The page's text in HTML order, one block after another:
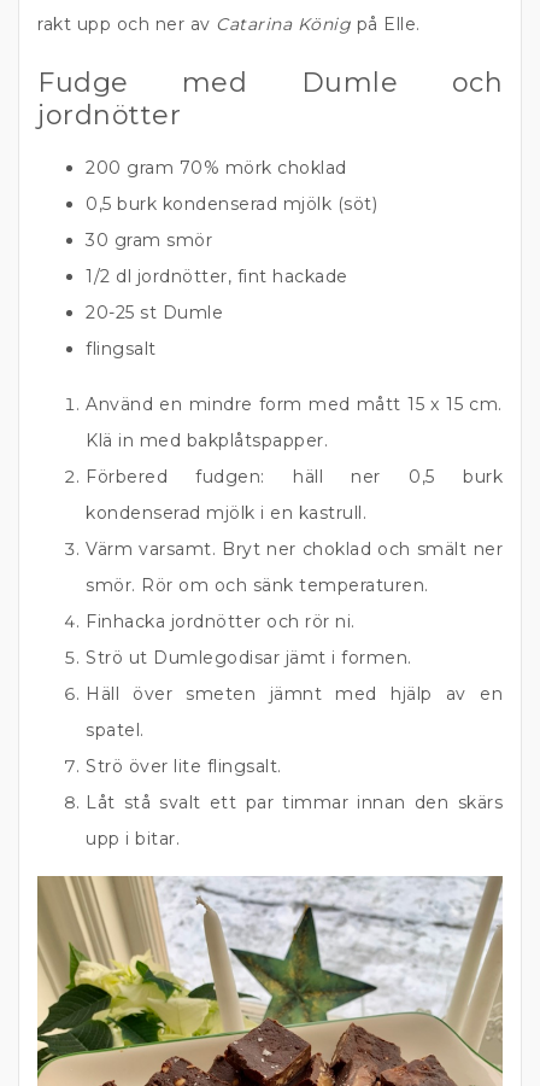
rakt upp och ner av Catarina König på Elle.
Fudge med Dumle och
jordnötter
200 gram 70% mörk choklad
0,5 burk kondenserad mjölk (söt)
30 gram smör
1/2 dl jordnötter, fint hackade
20-25 st Dumle
flingsalt
Använd en mindre form med mått 15 x 15 cm.
Klä in med bakplåtspapper.
Förbered fudgen: häll ner 0,5 burk
kondenserad mjölk i en kastrull.
Värm varsamt. Bryt ner choklad och smält ner
smör. Rör om och sänk temperaturen.
Finhacka jordnötter och rör ni.
Strö ut Dumlegodisar jämt i formen.
Häll över smeten jämnt med hjälp av en
spatel.
Strö över lite flingsalt.
Låt stå svalt ett par timmar innan den skärs
upp i bitar.